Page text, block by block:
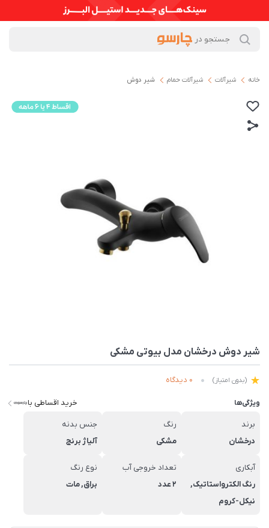
خانه شیرآلات شیرآلات حمام شیر دوش
شیر دوش درخشان مدل بيوتی مشکی
(بدون امتیاز) 0 دیدگاه
ویژگی‌ها خرید اقساطی با
برند
درخشان
رنگ
مشکی
جنس بدنه
آلیاژ برنج
آبکاری
رنگ الکترواستاتیک,
نیکل-کروم
تعداد خروجی آب
2 عدد
نوع رنگ
براق, مات